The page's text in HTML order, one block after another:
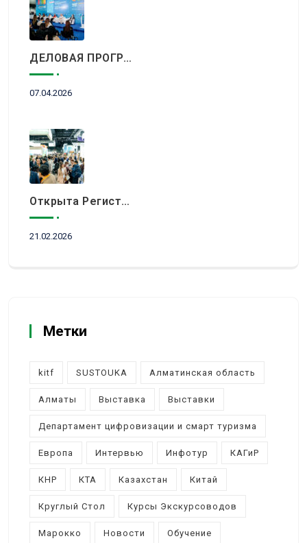
ДЕЛОВАЯ ПРОГРАММА KITF 2026: ВАЖНЕЙШИЕ АСПЕКТЫ РЫНКА ТУРИЗМА В НОВОЙ РЕАЛЬНОСТИ ОБСУДЯТ В АЛМАТЫ
07.04.2026
Открыта Регистрация Посетителей На KITF 2026 — Ключевое Событие Туристической Отрасли Центральной Азии
21.02.2026
Метки
kitf SUSTOUKA Алматинская область
Алматы Выставка Выставки
Департамент цифровизации и смарт туризма
Европа Интервью Инфотур КАГиР
КНР КТА Казахстан Китай
Круглый Стол Курсы Экскурсоводов
Марокко Новости Обучение